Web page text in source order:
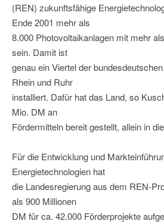
(REN) zukunftsfähige
Ende 2001 mehr als
8.000 Photovoltaikanlagen mit mehr
sein. Damit ist
genau ein Viertel der
Rhein und Ruhr
installiert. Dafür hat das Land, so
Mio. DM an
Fördermitteln bereit gestellt, allein in
Für die Entwicklung und
Energietechnologien hat
die Landesregierung aus dem REN-
als 900 Millionen
DM für ca. 42.000 Förderprojekte